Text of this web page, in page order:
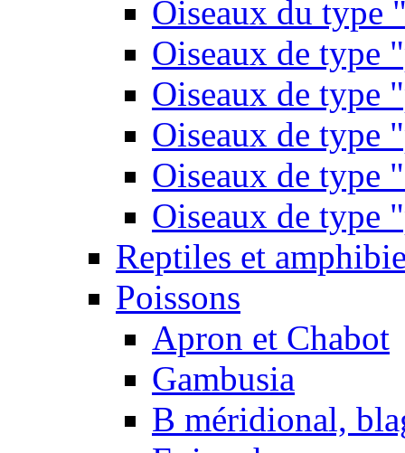
Oiseaux du type
Oiseaux de type
Oiseaux de type
Oiseaux de type
Oiseaux de type
Oiseaux de type
Reptiles et
Poissons
Apron et Chabot
Gambusia
B méridional,